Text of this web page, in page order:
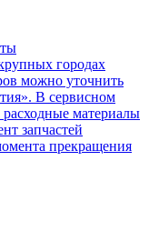
городах
можно уточнить
В сервисном
материалы
запчастей
прекращения